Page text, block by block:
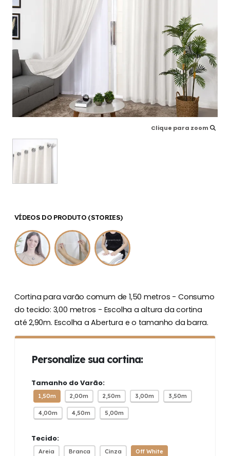
Clique para zoom
VÍDEOS DO PRODUTO (STORIES)
Cortina para varão comum de 1,50 metros - Consumo
do tecido: 3,00 metros - Escolha a altura da cortina
até 2,90m. Escolha a Abertura e o tamanho da barra.
Personalize sua cortina:
Tamanho do Varão:
1,50m 2,00m 2,50m 3,00m 3,50m
4,00m 4,50m 5,00m
Tecido:
Areia Branca Cinza Off White